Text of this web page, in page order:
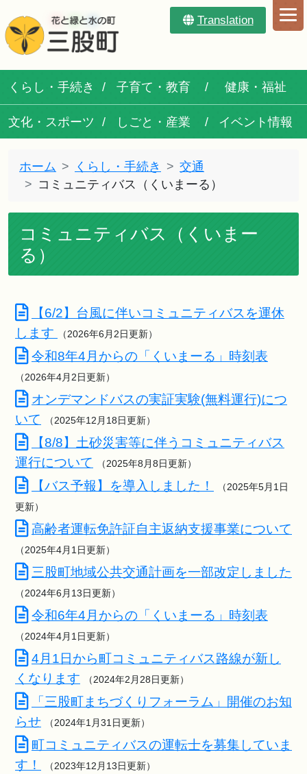
Translation
くらし・手続き 子育て・教育 健康・福祉
文化・スポーツ しごと・産業 イベント情報
ホーム くらし・手続き
交通
コミュニティバス（くいまーる）
コミュニティバス（くいまー
る）
【6/2】台風に伴いコミュニティバスを運休
します
（2026年6月2日更新）
令和8年4月からの「くいまーる」時刻表
（2026年4月2日更新）
オンデマンドバスの実証実験(無料運行)につ
いて
（2025年12月18日更新）
【8/8】土砂災害等に伴うコミュニティバス
運行について
（2025年8月8日更新）
【バス予報】を導入しました！
（2025年5月1日
更新）
高齢者運転免許証自主返納支援事業について
（2025年4月1日更新）
三股町地域公共交通計画を一部改定しました
（2024年6月13日更新）
令和6年4月からの「くいまーる」時刻表
（2024年4月1日更新）
4月1日から町コミュニティバス路線が新し
くなります
（2024年2月28日更新）
「三股町まちづくりフォーラム」開催のお知
らせ
（2024年1月31日更新）
町コミュニティバスの運転士を募集していま
す！
（2023年12月13日更新）